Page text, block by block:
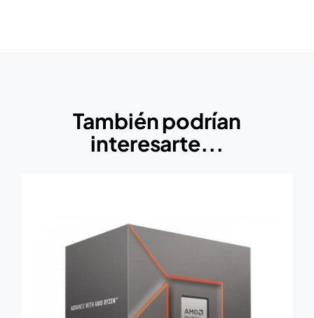
También podrían
interesarte...